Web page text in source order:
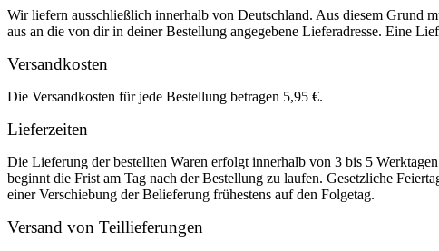
Wir liefern ausschließlich innerhalb von Deutschland. Aus diesem Grund
aus an die von dir in deiner Bestellung angegebene Lieferadresse. Eine
Versandkosten
Die Versandkosten für jede Bestellung betragen 5,95 €.
Lieferzeiten
Die Lieferung der bestellten Waren erfolgt innerhalb von 3 bis 5
beginnt die Frist am Tag nach der Bestellung zu laufen. Gesetzliche
einer Verschiebung der Belieferung frühestens auf den Folgetag.
Versand von Teillieferungen